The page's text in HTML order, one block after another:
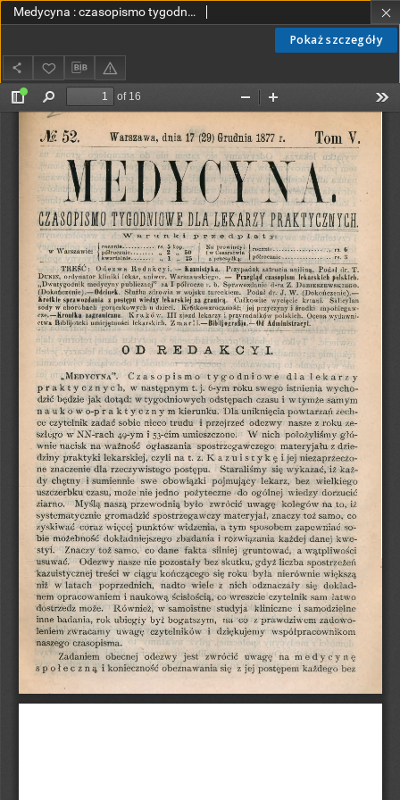
Pokaż szczegóły
Medycyna : czasopismo tygodniowe dla lekarzy praktycznych 1877, T. V, nr 52